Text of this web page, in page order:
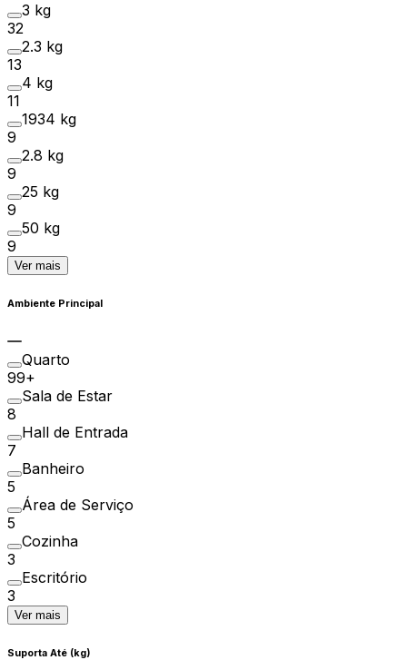
3 kg
32
2.3 kg
13
4 kg
11
1934 kg
9
2.8 kg
9
25 kg
9
50 kg
9
Ver mais
Ambiente Principal
Quarto
99+
Sala de Estar
8
Hall de Entrada
7
Banheiro
5
Área de Serviço
5
Cozinha
3
Escritório
3
Ver mais
Suporta Até (kg)